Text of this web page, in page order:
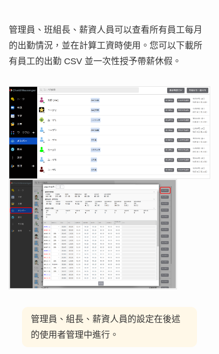
管理員、班組長、薪資人員可以查看所有員工每月
的出勤情況，並在計算工資時使用。您可以下載所
有員工的出勤 CSV 並一次性授予帶薪休假。
管理員、組長、薪資人員的設定在後述
的使用者管理中進行。